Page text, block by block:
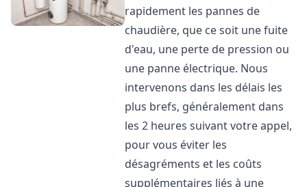
rapidement les pannes de
chaudière, que ce soit une fuite
d'eau, une perte de pression ou
une panne électrique. Nous
intervenons dans les délais les
plus brefs, généralement dans
les 2 heures suivant votre appel,
pour vous éviter les
désagréments et les coûts
supplémentaires liés à une